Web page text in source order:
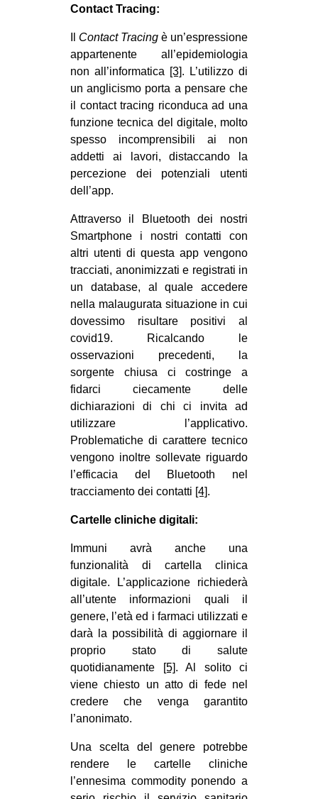
Contact Tracing:
Contact Tracing è un’espressione
appartenente all’epidemiologia
non all’informatica [3]. L’utilizzo di
un anglicismo porta a pensare che
il contact tracing riconduca ad una
funzione tecnica del digitale, molto
spesso incomprensibili ai non
addetti ai lavori, distaccando la
percezione dei potenziali utenti
dell’app.
Attraverso il Bluetooth dei nostri
Smartphone i nostri contatti con
altri utenti di questa app vengono
tracciati, anonimizzati e registrati in
un database, al quale accedere
nella malaugurata situazione in cui
dovessimo risultare positivi al
covid19. Ricalcando le
osservazioni precedenti, la
sorgente chiusa ci costringe a
fidarci ciecamente delle
dichiarazioni di chi ci invita ad
utilizzare l’applicativo.
Problematiche di carattere tecnico
vengono inoltre sollevate riguardo
l’efficacia del Bluetooth nel
tracciamento dei contatti [4].
Cartelle cliniche digitali:
Immuni avrà anche una
funzionalità di cartella clinica
digitale. L’applicazione richiederà
all’utente informazioni quali il
genere, l’età ed i farmaci utilizzati e
darà la possibilità di aggiornare il
proprio stato di salute
quotidianamente
[5]. Al solito ci
viene chiesto un atto di fede nel
credere che venga garantito
l’anonimato.
Una scelta del genere potrebbe
rendere le cartelle cliniche
l’ennesima commodity ponendo a